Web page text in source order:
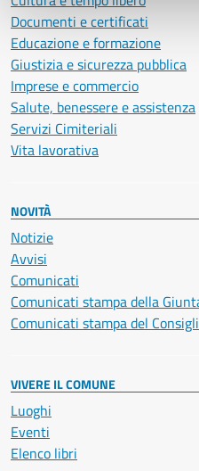
Documenti e certificati
Educazione e formazione
Giustizia e sicurezza pubblica
Imprese e commercio
Salute, benessere e assistenza
Servizi Cimiteriali
Vita lavorativa
NOVITÀ
Notizie
Avvisi
Comunicati
Comunicati stampa della
Comunicati stampa del
VIVERE IL COMUNE
Luoghi
Eventi
Elenco libri